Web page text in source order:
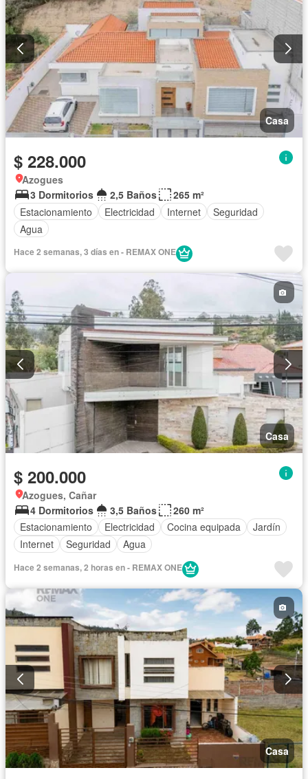
Casa
$ 228.000
Azogues
3 Dormitorios
2,5 Baños
265 m²
Estacionamiento
Electricidad Internet
Seguridad
Agua
Hace 2 semanas, 3 días en - REMAX ONE
Casa
$ 200.000
Azogues, Cañar
4 Dormitorios
3,5 Baños
260 m²
Estacionamiento
Electricidad Cocina equipada
Jardín
Internet
Seguridad Agua
Hace 2 semanas, 2 horas en - REMAX ONE
Casa